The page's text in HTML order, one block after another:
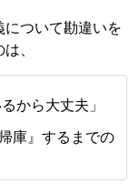
について勘違いを
、
から大丈夫」
庫』するまでの